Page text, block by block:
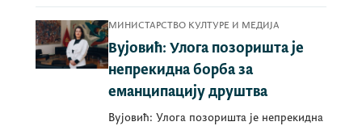
МИНИСТАРСТВО КУЛТУРЕ И МЕДИЈА
Вујовић: Улога позоришта је
непрекидна борба за
еманципацију друштва
Вујовић: Улога позоришта је непрекидна